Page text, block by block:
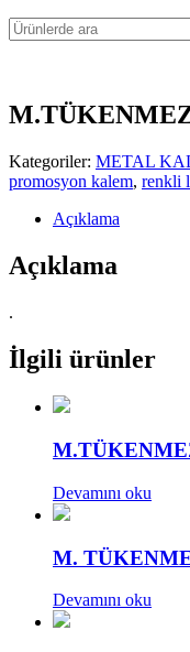
Kategoriler: METAL
promosyon kalem, renkli
Açıklama
Açıklama
.
İlgili ürünler
Devamını oku
M.
Devamını oku